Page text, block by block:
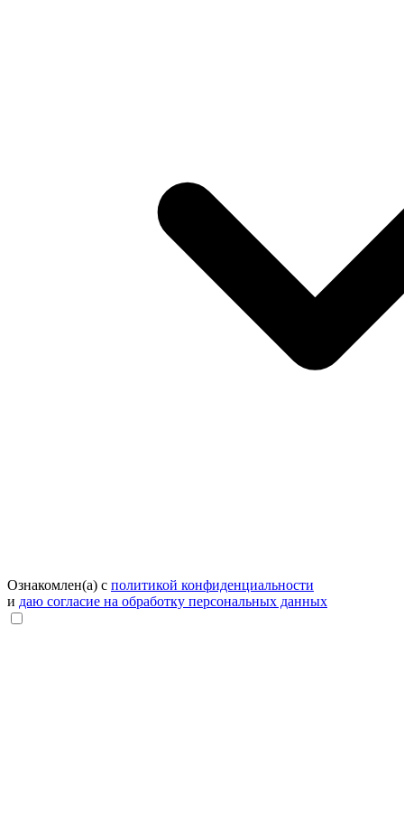
Ознакомлен(а) с политикой конфиденциальности
и даю согласие на обработку персональных данных